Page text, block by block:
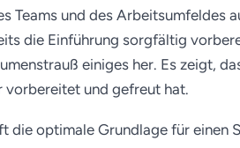
Teams und des Arbeitsumfeldes
die Einführung sorgfältig
einiges her. Es zeigt,
vorbereitet und gefreut hat.
die optimale Grundlage für einen